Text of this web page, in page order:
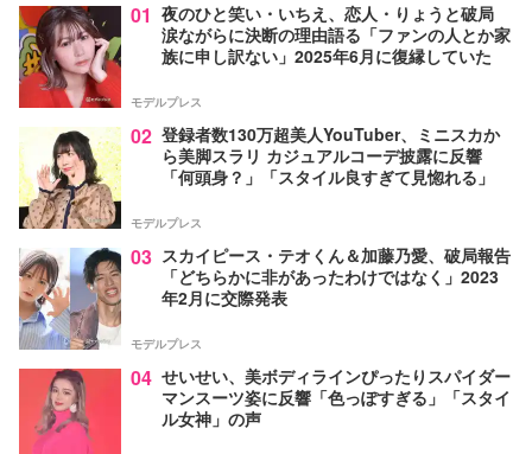
01 夜のひと笑い・いちえ、恋人・りょうと破局
涙ながらに決断の理由語る「ファンの人とか家
族に申し訳ない」2025年6月に復縁していた
モデルプレス
02 登録者数130万超美人YouTuber、ミニスカか
ら美脚スラリ カジュアルコーデ披露に反響
「何頭身？」「スタイル良すぎて見惚れる」
モデルプレス
03 スカイピース・テオくん＆加藤乃愛、破局報告
「どちらかに非があったわけではなく」2023
年2月に交際発表
モデルプレス
04 せいせい、美ボディラインぴったりスパイダー
マンスーツ姿に反響「色っぽすぎる」「スタイ
ル女神」の声